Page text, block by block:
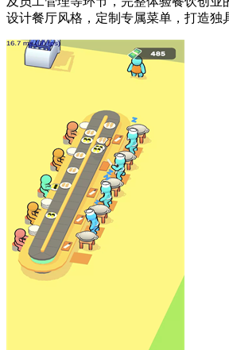
设计餐厅风格，定制专属菜单，打造独